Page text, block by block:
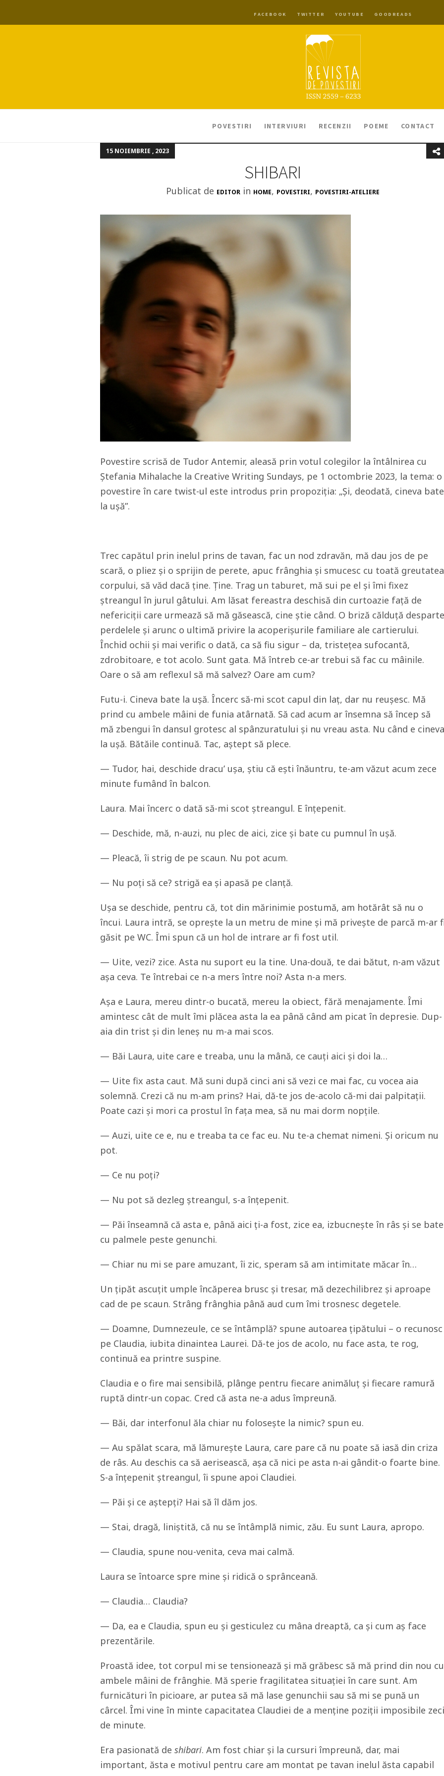
FACEBOOK TWITTER YOUTUBE GOODREADS
POVESTIRI INTERVIURI RECENZII POEME CONTACT
15 NOIEMBRIE , 2023
SHIBARI
Publicat de EDITOR in HOME, POVESTIRI, POVESTIRI-ATELIERE
Povestire scrisă de Tudor Antemir, aleasă prin votul colegilor la întâlnirea cu
Ștefania Mihalache la Creative Writing Sundays, pe 1 octombrie 2023, la tema: o
povestire în care twist-ul este introdus prin propoziția: „Și, deodată, cineva bate
la ușă”.
Trec capătul prin inelul prins de tavan, fac un nod zdravăn, mă dau jos de pe
scară, o pliez și o sprijin de perete, apuc frânghia și smucesc cu toată greutatea
corpului, să văd dacă ține. Ține. Trag un taburet, mă sui pe el și îmi fixez
ștreangul în jurul gâtului. Am lăsat fereastra deschisă din curtoazie față de
nefericiții care urmează să mă găsească, cine știe când. O briză călduță desparte
perdelele și arunc o ultimă privire la acoperișurile familiare ale cartierului.
Închid ochii și mai verific o dată, ca să fiu sigur – da, tristețea sufocantă,
zdrobitoare, e tot acolo. Sunt gata. Mă întreb ce-ar trebui să fac cu mâinile.
Oare o să am reflexul să mă salvez? Oare am cum?
Futu-i. Cineva bate la ușă. Încerc să-mi scot capul din laț, dar nu reușesc. Mă
prind cu ambele mâini de funia atârnată. Să cad acum ar însemna să încep să
mă zbengui în dansul grotesc al spânzuratului și nu vreau asta. Nu când e cineva
la ușă. Bătăile continuă. Tac, aștept să plece.
— Tudor, hai, deschide dracu’ ușa, știu că ești înăuntru, te-am văzut acum zece
minute fumând în balcon.
Laura. Mai încerc o dată să-mi scot ștreangul. E înțepenit.
— Deschide, mă, n-auzi, nu plec de aici, zice și bate cu pumnul în ușă.
— Pleacă, îi strig de pe scaun. Nu pot acum.
— Nu poți să ce? strigă ea și apasă pe clanță.
Ușa se deschide, pentru că, tot din mărinimie postumă, am hotărât să nu o
încui. Laura intră, se oprește la un metru de mine și mă privește de parcă m-ar
găsit pe WC. Îmi spun că un hol de intrare ar fi fost util.
— Uite, vezi? zice. Asta nu suport eu la tine. Una-două, te dai bătut, n-am văzut
așa ceva. Te întrebai ce n-a mers între noi? Asta n-a mers.
Așa e Laura, mereu dintr-o bucată, mereu la obiect, fără menajamente. Îmi
amintesc cât de mult îmi plăcea asta la ea până când am picat în depresie. Dup-
aia din trist și din leneș nu m-a mai scos.
— Băi Laura, uite care e treaba, unu la mână, ce cauți aici și doi la…
— Uite fix asta caut. Mă suni după cinci ani să vezi ce mai fac, cu vocea aia
solemnă. Crezi că nu m-am prins? Hai, dă-te jos de-acolo că-mi dai palpitații.
Poate cazi și mori ca prostul în fața mea, să nu mai dorm nopțile.
— Auzi, uite ce e, nu e treaba ta ce fac eu. Nu te-a chemat nimeni. Și oricum nu
pot.
— Ce nu poți?
— Nu pot să dezleg ștreangul, s-a înțepenit.
— Păi înseamnă că asta e, până aici ți-a fost, zice ea, izbucnește în râs și se bate
cu palmele peste genunchi.
— Chiar nu mi se pare amuzant, îi zic, speram să am intimitate măcar în…
Un țipăt ascuțit umple încăperea brusc și tresar, mă dezechilibrez și aproape
cad de pe scaun. Strâng frânghia până aud cum îmi trosnesc degetele.
— Doamne, Dumnezeule, ce se întâmplă? spune autoarea țipătului – o recunosc
pe Claudia, iubita dinaintea Laurei. Dă-te jos de acolo, nu face asta, te rog,
continuă ea printre suspine.
Claudia e o fire mai sensibilă, plânge pentru fiecare animăluț și fiecare ramură
ruptă dintr-un copac. Cred că asta ne-a adus împreună.
— Băi, dar interfonul ăla chiar nu folosește la nimic? spun eu.
— Au spălat scara, mă lămurește Laura, care pare că nu poate să iasă din criza
de râs. Au deschis ca să aerisească, așa că nici pe asta n-ai gândit-o foarte bine.
S-a înțepenit ștreangul, îi spune apoi Claudiei.
— Păi și ce aștepți? Hai să îl dăm jos.
— Stai, dragă, liniștită, că nu se întâmplă nimic, zău. Eu sunt Laura, apropo.
— Claudia, spune nou-venita, ceva mai calmă.
Laura se întoarce spre mine și ridică o sprânceană.
— Claudia… Claudia?
— Da, ea e Claudia, spun eu și gesticulez cu mâna dreaptă, ca și cum aș face
prezentările.
Proastă idee, tot corpul mi se tensionează și mă grăbesc să mă prind din nou cu
ambele mâini de frânghie. Mă sperie fragilitatea situației în care sunt. Am
furnicături în picioare, ar putea să mă lase genunchii sau să mi se pună un
cârcel. Îmi vine în minte capacitatea Claudiei de a menține poziții imposibile zeci
de minute.
Era pasionată de shibari. Am fost chiar și la cursuri împreună, dar, mai
important, ăsta e motivul pentru care am montat pe tavan inelul ăsta capabil